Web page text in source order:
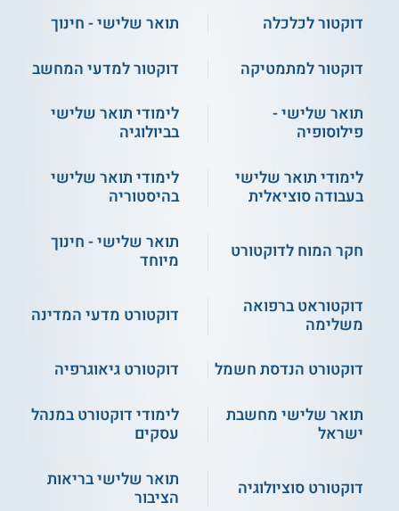
למידע נוסף לחצו: האוניברסיטה העברית בירושלים
דוקטור לכלכלה
תואר שלישי - חינוך
דוקטור למתמטיקה
דוקטור למדעי המחשב
תואר שלישי -
פילוסופיה
לימודי תואר שלישי
בביולוגיה
לימודי תואר שלישי
בעבודה סוציאלית
לימודי תואר שלישי
בהיסטוריה
חקר המוח לדוקטורט
תואר שלישי - חינוך
מיוחד
דוקטוראט ברפואה
משלימה
דוקטורט מדעי המדינה
דוקטורט הנדסת חשמל
דוקטורט גיאוגרפיה
תואר שלישי מחשבת
ישראל
לימודי דוקטורט במנהל
עסקים
דוקטורט סוציולוגיה
תואר שלישי בריאות
הציבור